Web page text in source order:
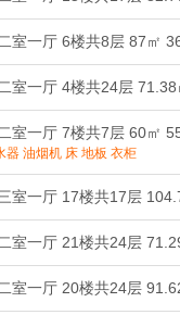
室一厅 6楼共8层 87㎡
室一厅 4楼共24层
室一厅 7楼共7层 60㎡
器 油烟机 床 地板 衣柜
室一厅 17楼共17层
室一厅 21楼共24层
室一厅 20楼共24层